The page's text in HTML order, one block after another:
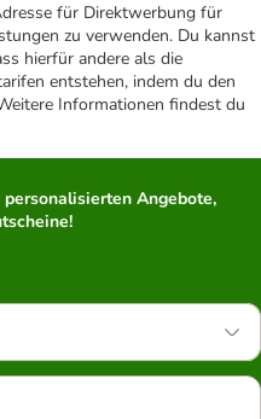
für Direktwerbung für
zu verwenden. Du kannst
hierfür andere als die
entstehen, indem du den
Informationen findest du
Angebote,